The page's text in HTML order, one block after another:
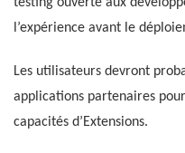
l’expérience avant le
Les utilisateurs devront
applications partenaires
capacités d’Extensions.